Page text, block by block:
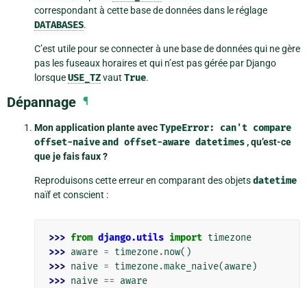
correspondant à cette base de données dans le réglage
DATABASES.
C’est utile pour se connecter à une base de données qui ne gère
pas les fuseaux horaires et qui n’est pas gérée par Django
lorsqueUSE_TZvaut True.
Dépannage ¶
Mon application plante avecTypeError: can't compare
offset-naiveand offset-aware datetimes , qu’est-ce
que je fais faux ?
Reproduisons cette erreur en comparant des objetsdatetime
naïf et conscient :
>>> from django.utils import timezone
>>> aware = timezone.now()
>>> naive = timezone.make_naive(aware)
>>> naive == aware